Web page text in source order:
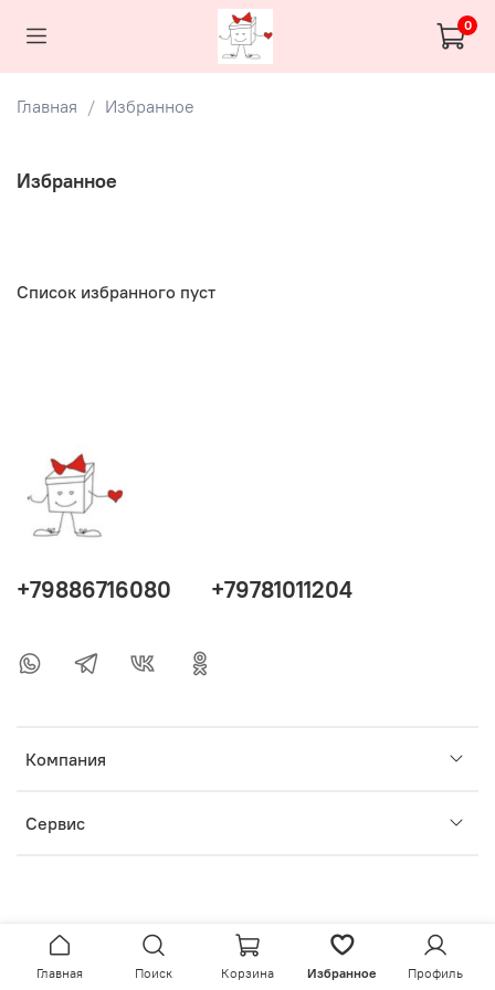
0
Главная Избранное
Избранное
Список избранного пуст
Компания
Сервис
+79886716080 +79781011204
Главная Поиск Корзина Избранное Профиль